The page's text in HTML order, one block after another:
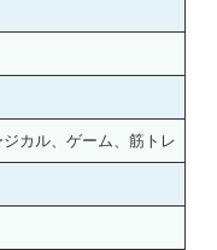
カル、ゲーム、筋トレ